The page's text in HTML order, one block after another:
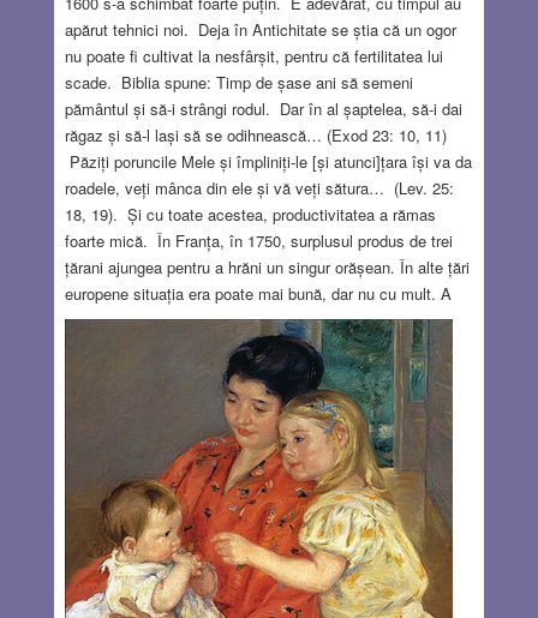
apărut tehnici noi. Deja în Antichitate se știa că un ogor
nu poate fi cultivat la nesfârșit, pentru că fertilitatea lui
scade. Biblia spune: Timp de șase ani să semeni
pământul și să-i strângi rodul. Dar în al șaptelea, să-i dai
răgaz și să-l lași să se odihnească… (Exod 23: 10, 11)
Păziți poruncile Mele și împliniți-le [și atunci]țara își va da
roadele, veți mânca din ele și vă veți sătura… (Lev. 25:
18, 19). Și cu toate acestea, productivitatea a rămas
foarte mică. În Franța, în 1750, surplusul produs de trei
țărani ajungea pentru a hrăni un singur orășean. În alte țări
europene situația era poate mai bună, dar nu cu mult. A
Doua Revoluție Agricolă a avut loc cam între 1600-1850.
În această perioadă, mai ales în Anglia, productivitatea a
crescut rapid. Cauzele au fost multiple: – Introducerea
culturilor aduse din America, mai ales porumbul și
cartoful. Acestea dau recolte mai mari cu mai puțină
muncă. De exemplu, grâul trebuie treierat, măcinat,
prepararea pâinii este complicată, dar un cartof fiert este
gata într-o jumătate de oră.
Read more…
MAY 14, 2026 9 COMMENTS